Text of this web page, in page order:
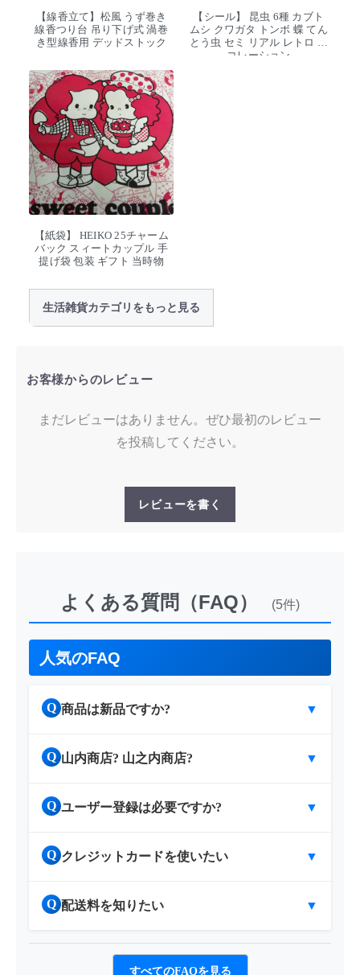
【線香立て】松風 うず巻き
線香つり台 吊り下げ式 渦巻
き型線香用 デッドストック
【シール】 昆虫 6種 カブト
ムシ クワガタ トンボ 蝶 てん
とう虫 セミ リアル レトロ デ
コレーション
【紙袋】 HEIKO 25チャーム
バック スィートカップル 手
提げ袋 包装 ギフト 当時物
生活雑貨カテゴリをもっと見る
お客様からのレビュー
まだレビューはありません。ぜひ最初のレビュー
を投稿してください。
レビューを書く
よくある質問（FAQ） (5件)
人気のFAQ
Q 商品は新品ですか? ▼
Q 山内商店? 山之内商店? ▼
Q ユーザー登録は必要ですか? ▼
Q クレジットカードを使いたい ▼
Q 配送料を知りたい ▼
すべてのFAQを見る